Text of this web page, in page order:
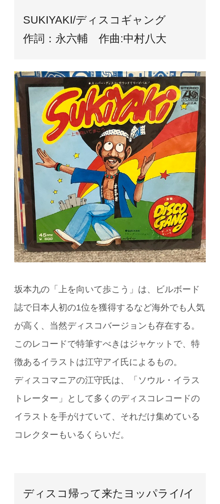
SUKIYAKI/ディスコギャング
作詞：永六輔 作曲:中村八大
坂本九の「上を向いて歩こう」は、ビルボード
誌で日本人初の1位を獲得するなど海外でも人気
が高く、当然ディスコバージョンも存在する。
このレコードで特筆すべきはジャケットで、特
徴あるイラストは江守アイ氏によるもの。
ディスコマニアの江守氏は、「ソウル・イラス
トレーター」として多くのディスコレコードの
イラストを手がけていて、それだけ集めている
コレクターもいるくらいだ。
ディスコ帰って来たヨッパライ/イ